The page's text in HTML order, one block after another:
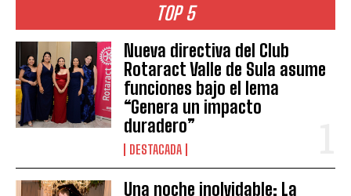
TOP 5
Nueva directiva del Club
Rotaract Valle de Sula asume
funciones bajo el lema
“Genera un impacto
duradero”
DESTACADA
Una noche inolvidable: La